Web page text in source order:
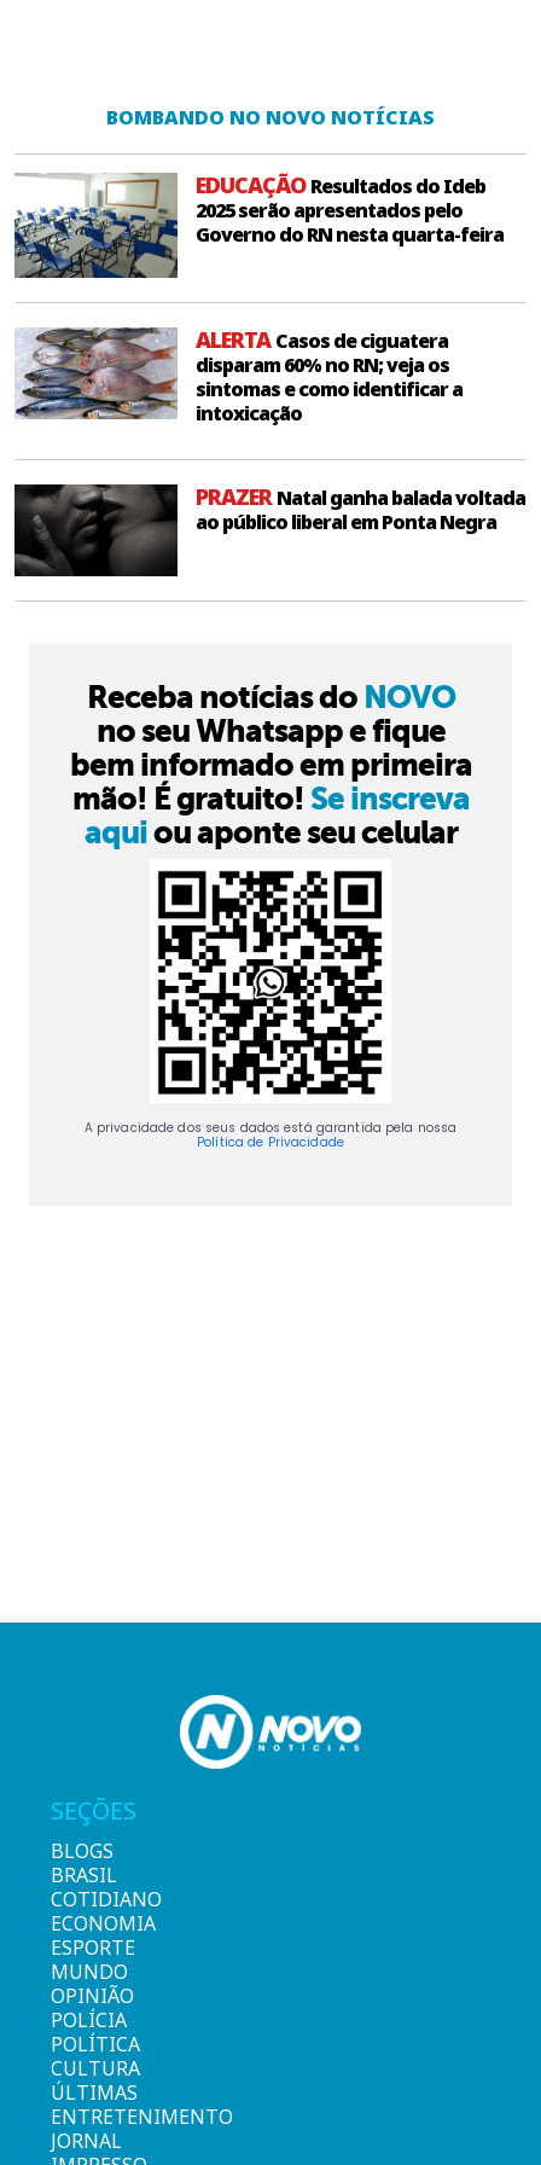
BOMBANDO NO NOVO NOTÍCIAS
EDUCAÇÃOResultados do Ideb
2025 serão apresentados pelo
Governo do RN nesta quarta-feira
ALERTACasos de ciguatera
disparam 60% no RN; veja os
sintomas e como identificar a
intoxicação
PRAZERNatal ganha balada voltada
ao público liberal em Ponta Negra
Receba notícias do NOVO
no seu Whatsapp e fique
bem informado em primeira
mão! É gratuito! Se inscreva
aquiou aponte seu celular
A privacidade dos seus dados está garantida pela nossa
Política de Privacidade
SEÇÕES
BLOGS
BRASIL
COTIDIANO
ECONOMIA
ESPORTE
MUNDO
OPINIÃO
POLÍCIA
POLÍTICA
CULTURA
ÚLTIMAS
ENTRETENIMENTO
JORNAL